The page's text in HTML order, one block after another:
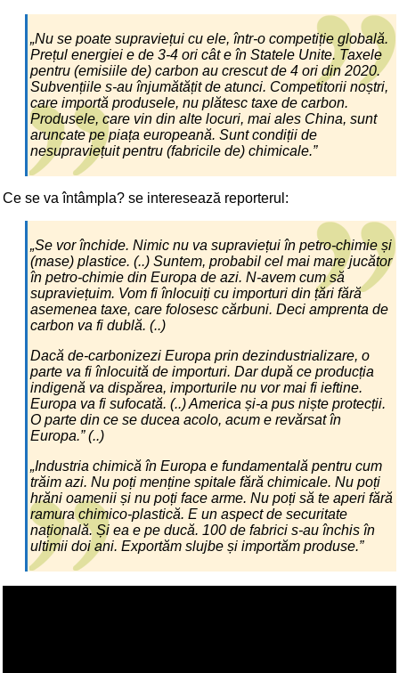
„Nu se poate supraviețui cu ele, într-o competiție globală.
Prețul energiei e de 3-4 ori cât e în Statele Unite. Taxele
pentru (emisiile de) carbon au crescut de 4 ori din 2020.
Subvențiile s-au înjumătățit de atunci. Competitorii noștri,
care importă produsele, nu plătesc taxe de carbon.
Produsele, care vin din alte locuri, mai ales China, sunt
aruncate pe piața europeană. Sunt condiții de
nesupraviețuit pentru (fabricile de) chimicale.”
Ce se va întâmpla? se interesează reporterul:
„Se vor închide. Nimic nu va supraviețui în petro-chimie și
(mase) plastice. (..) Suntem, probabil cel mai mare jucător
în petro-chimie din Europa de azi. N-avem cum să
supraviețuim. Vom fi înlocuiți cu importuri din țări fără
asemenea taxe, care folosesc cărbuni. Deci amprenta de
carbon va fi dublă. (..)
Dacă de-carbonizezi Europa prin dezindustrializare, o
parte va fi înlocuită de importuri. Dar după ce producția
indigenă va dispărea, importurile nu vor mai fi ieftine.
Europa va fi sufocată. (..) America și-a pus niște protecții.
O parte din ce se ducea acolo, acum e revărsat în
Europa.” (..)
„Industria chimică în Europa e fundamentală pentru cum
trăim azi. Nu poți menține spitale fără chimicale. Nu poți
hrăni oamenii și nu poți face arme. Nu poți să te aperi fără
ramura chimico-plastică. E un aspect de securitate
națională. Și ea e pe ducă. 100 de fabrici s-au închis în
ultimii doi ani. Exportăm slujbe și importăm produse.”